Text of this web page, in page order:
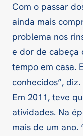
Com o passar
ainda mais
problema nos
e dor de cabeça
tempo em casa.
conhecidos”, diz.
Em 2011, teve
atividades. Na
mais de um ano.